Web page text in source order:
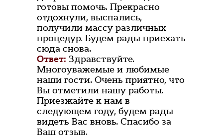
готовы помочь. Прекрасно
отдохнули, выспались,
получили массу различных
процедур. Будем рады приехать
сюда снова.
Ответ: Здравствуйте.
Многоуважемые и любимые
наши гости. Очень приятно, что
Вы отметили нашу работы.
Приезжайте к нам в
следующем году, будем рады
видеть Вас вновь. Спасибо за
Ваш отзыв.